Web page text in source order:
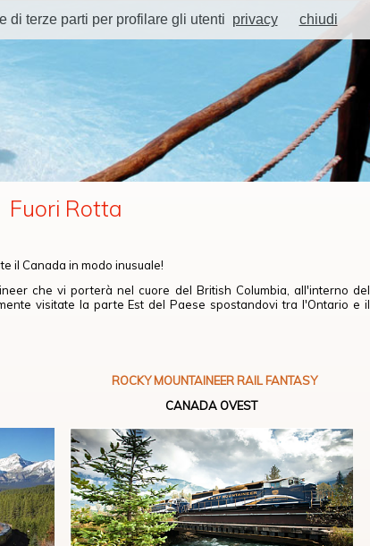
Fuori Rotta
il Canada in modo inusuale!
che vi porterà nel cuore del British Columbia, all'interno del
visitate la parte Est del Paese spostandovi tra l'Ontario e il
ROCKY MOUNTAINEER RAIL FANTASY
CANADA OVEST
di terze parti per profilare gli utenti privacy chiudi